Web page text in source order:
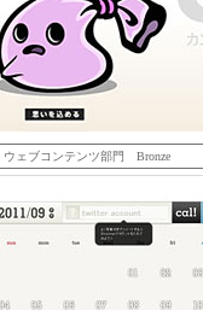
ウェブコンテンツ部門 Bronze